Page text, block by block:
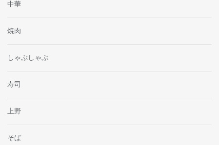
中華
焼肉
しゃぶしゃぶ
寿司
上野
そば